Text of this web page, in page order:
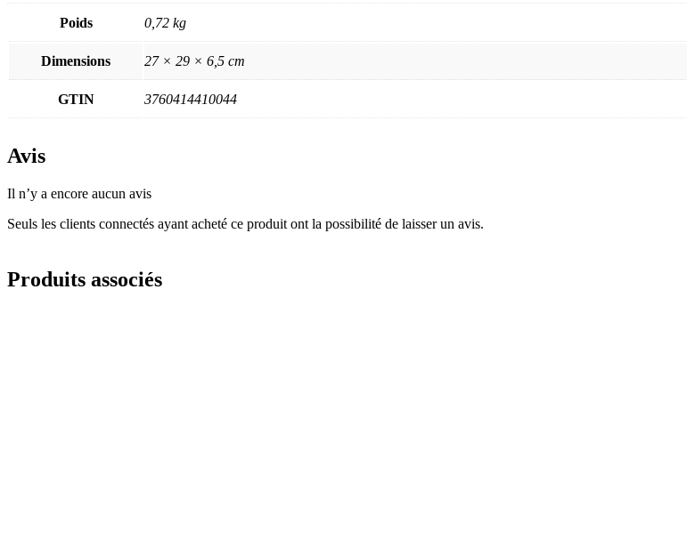
Poids 0,72 kg
Dimensions 27 × 29 × 6,5 cm
GTIN 3760414410044
Avis
Il n’y a encore aucun avis
Seuls les clients connectés ayant acheté ce produit ont la possibilité de laisser un avis.
Produits associés